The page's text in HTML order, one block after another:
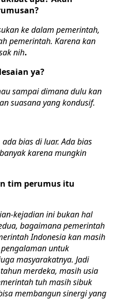
ke dalam pemerintah,
pemerintah. Karena kan
nih.
ya?
sampai dimana dulu kan
suasana yang kondusif.
bias di luar. Ada bias
karena mungkin
tim perumus itu
kejadian ini bukan hal
bagaimana pemerintah
Indonesia kan masih
untuk
masyarakatnya. Jadi
merdeka, masih usia
tuh masih sibuk
membangun sinergi yang